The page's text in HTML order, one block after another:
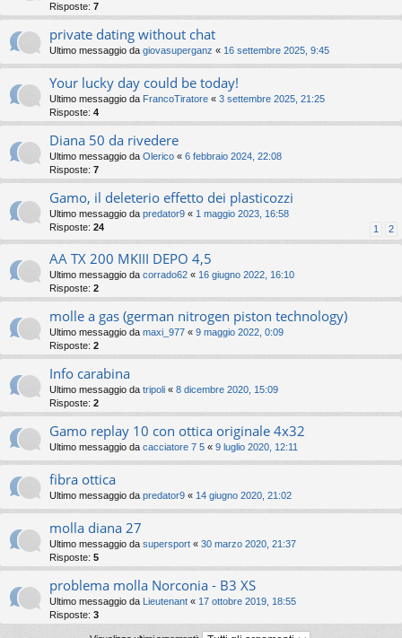
Risposte: 7
private dating without chat
Ultimo messaggio da giovasuperganz « 16 settembre 2025, 9:45
Your lucky day could be today!
Ultimo messaggio da FrancoTiratore « 3 settembre 2025, 21:25
Risposte: 4
Diana 50 da rivedere
Ultimo messaggio da Olerico « 6 febbraio 2024, 22:08
Risposte: 7
Gamo, il deleterio effetto dei plasticozzi
Ultimo messaggio da predator9 « 1 maggio 2023, 16:58
Risposte: 24 1 2
AA TX 200 MKIII DEPO 4,5
Ultimo messaggio da corrado62 « 16 giugno 2022, 16:10
Risposte: 2
molle a gas (german nitrogen piston technology)
Ultimo messaggio da maxi_977 « 9 maggio 2022, 0:09
Risposte: 2
Info carabina
Ultimo messaggio da tripoli « 8 dicembre 2020, 15:09
Risposte: 2
Gamo replay 10 con ottica originale 4x32
Ultimo messaggio da cacciatore 7 5 « 9 luglio 2020, 12:11
fibra ottica
Ultimo messaggio da predator9 « 14 giugno 2020, 21:02
molla diana 27
Ultimo messaggio da supersport « 30 marzo 2020, 21:37
Risposte: 5
problema molla Norconia - B3 XS
Ultimo messaggio da Lieutenant « 17 ottobre 2019, 18:55
Risposte: 3